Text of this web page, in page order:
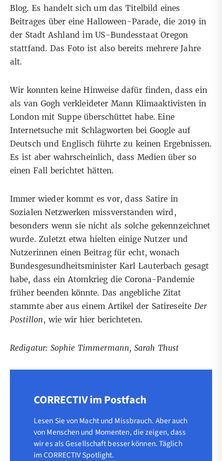
Blog. Es handelt sich um das Titelbild eines
Beitrages über eine Halloween-Parade, die 2019 in
der Stadt Ashland im US-Bundesstaat Oregon
stattfand. Das Foto ist also bereits mehrere Jahre
alt.
Wir konnten keine Hinweise dafür finden, dass ein
als van Gogh verkleideter Mann Klimaaktivisten in
London mit Suppe überschüttet habe. Eine
Internetsuche mit Schlagworten bei Google auf
Deutsch und Englisch führte zu keinen Ergebnissen.
Es ist aber wahrscheinlich, dass Medien über so
einen Fall berichtet hätten.
Immer wieder kommt es vor, dass Satire in
Sozialen Netzwerken missverstanden wird,
besonders wenn sie nicht als solche gekennzeichnet
wurde. Zuletzt etwa hielten einige Nutzer und
Nutzerinnen einen Beitrag für echt, wonach
Bundesgesundheitsminister Karl Lauterbach gesagt
habe, dass ein Atomkrieg die Corona-Pandemie
früher beenden könnte. Das angebliche Zitat
stammte aber aus einem Artikel der Satireseite Der
Postillon, wie wir hier berichteten.
Redigatur: Sophie Timmermann, Sarah Thust
CORRECTIV im Postfach
Lesen Sie von Macht und Missbrauch. Aber auch
von Menschen und Momenten, die zeigen, dass
wir es als Gesellschaft besser können. Täglich
im CORRECTIV Spotlight.